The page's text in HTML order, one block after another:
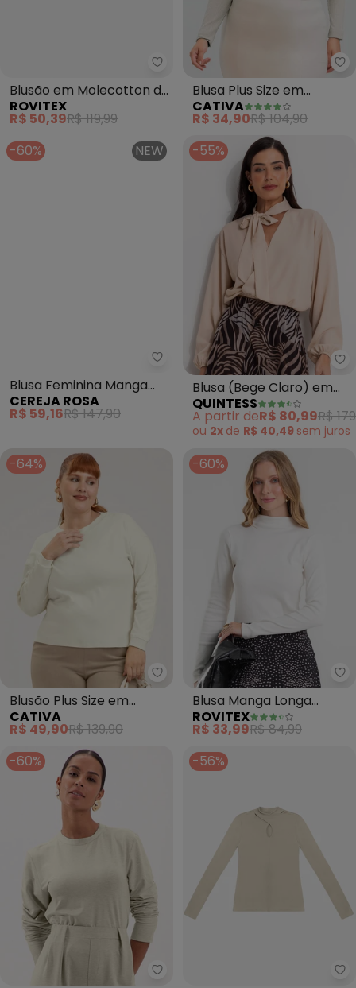
Rovitex - Blusão em
Blusão em Molecotton de
Viscose (Bege)
ROVITEX
R$ 50,39R$ 119,99
Blusa Plus Size em
Canelado (Bege)
CATIVA
R$ 34,90R$ 104,90
-60%
NEW
Cereja Rosa - Blusa Feminina
Blusa Feminina Manga
Longa Estampa Floral
(Bege)
CEREJA ROSA
R$ 59,16R$ 147,90
-55%
Blusa (Bege Claro) em
Crepe Plano
QUINTESS
A partir deR$ 80,99R$
ou 2x de R$ 40,49 sem juros
-64%
Cativa - Blusão Plus Size em
Blusão Plus Size em
Algodão (Off White)
CATIVA
R$ 49,90R$ 139,90
-60%
Blusa Manga Longa
Ribana Básica (Bege)
ROVITEX
R$ 33,99R$ 84,99
-60%
Lunender - Blusa Cropped de
-56%